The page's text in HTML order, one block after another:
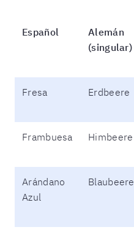
Español
Alemán
(singular)
Fresa Erdbeere
Frambuesa Himbeere
Arándano
Azul
Blaubeere